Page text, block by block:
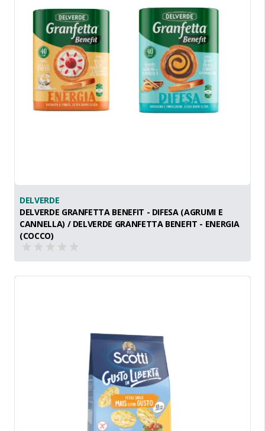
DELVERDE
DELVERDE GRANFETTA BENEFIT - DIFESA (AGRUMI E
CANNELLA) / DELVERDE GRANFETTA BENEFIT - ENERGIA
(COCCO)